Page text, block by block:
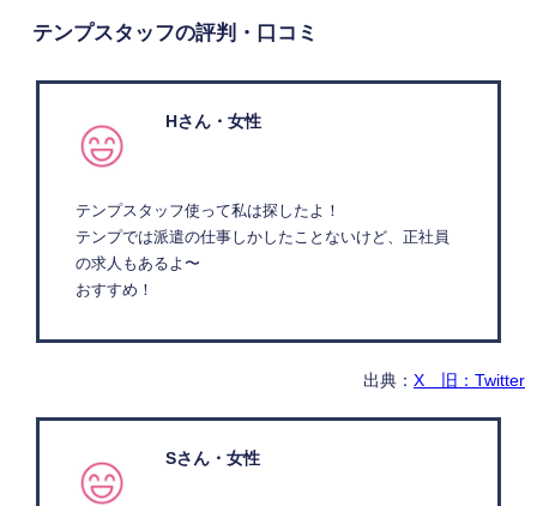
テンプスタッフの評判・口コミ
Hさん・女性
テンプスタッフ使って私は探したよ！
テンプでは派遣の仕事しかしたことないけど、正社員
の求人もあるよ〜
おすすめ！
出典： X 旧：Twitter
Sさん・女性